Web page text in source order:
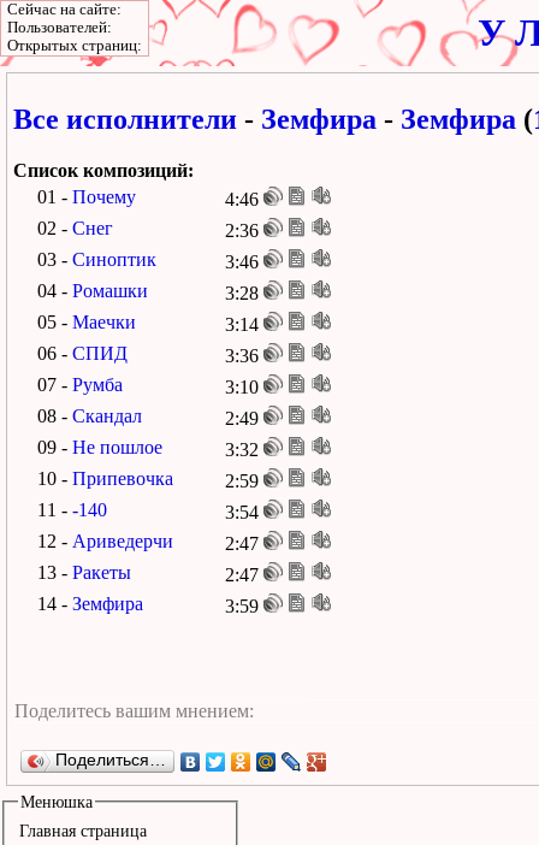
У
Все исполнители - Земфира - Земфира (
Список композиций:
01 - Почему
4:46
02 - Снег
2:36
03 - Синоптик
3:46
04 - Ромашки
3:28
05 - Маечки
3:14
06 - СПИД
3:36
07 - Румба
3:10
08 - Скандал
2:49
09 - Не пошлое
3:32
10 - Припевочка
2:59
11 - -140
3:54
12 - Ариведерчи
2:47
13 - Ракеты
2:47
14 - Земфира 3:59
Поделиться…
Менюшка
Главная страница
Сейчас на сайте:
Пользователей:
Открытых страниц: